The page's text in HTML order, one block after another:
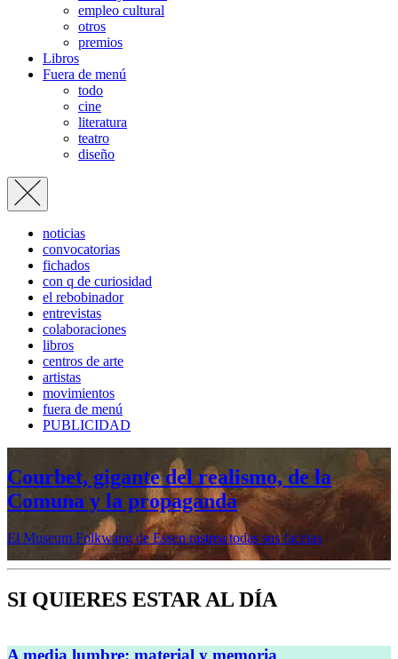
empleo cultural
otros
premios
Libros
Fuera de menú
todo
cine
literatura
teatro
diseño
noticias
convocatorias
fichados
con q de curiosidad
el rebobinador
entrevistas
colaboraciones
libros
centros de arte
artistas
movimientos
fuera de menú
PUBLICIDAD
Mujeres prerrafaelitas, psiquiatría en la
vanguardia, Minor White o Dana
Lixenberg, en otoño en la Fundación
MAPFRE
Veremos cinco muestras en sus sedes de Madrid y Barcelona
SI QUIERES ESTAR AL DÍA